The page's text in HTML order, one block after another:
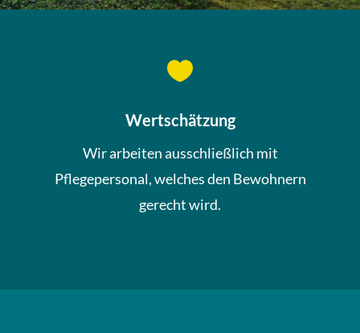

Wertschätzung
Wir arbeiten ausschließlich mit
Pflegepersonal, welches den Bewohnern
gerecht wird.